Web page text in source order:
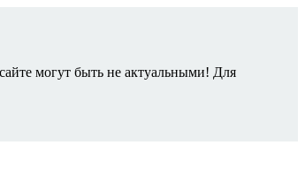
могут быть не актуальными! Для